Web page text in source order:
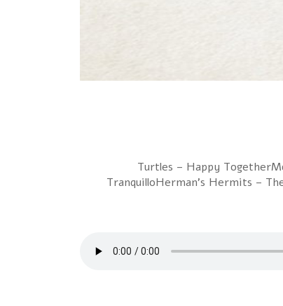
1 Turtles – Happy
TranquilloHerman's Hermits –